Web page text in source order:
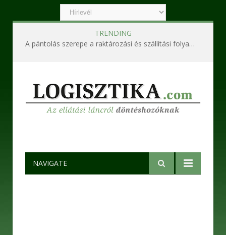
TRENDING
A pántolás szerepe a raktározási és szállítási folyamatokban
NAVIGATE